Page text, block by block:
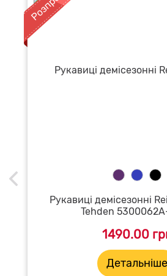
Рукавиці демісезонні
Tehden
1490.00
Детальніше